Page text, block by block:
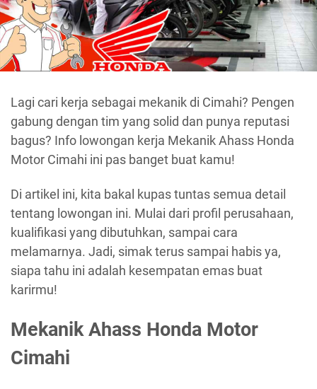
Lagi cari kerja sebagai mekanik di Cimahi? Pengen
gabung dengan tim yang solid dan punya reputasi
bagus? Info lowongan kerja Mekanik Ahass Honda
Motor Cimahi ini pas banget buat kamu!
Di artikel ini, kita bakal kupas tuntas semua detail
tentang lowongan ini. Mulai dari profil perusahaan,
kualifikasi yang dibutuhkan, sampai cara
melamarnya. Jadi, simak terus sampai habis ya,
siapa tahu ini adalah kesempatan emas buat
karirmu!
Mekanik Ahass Honda Motor
Cimahi